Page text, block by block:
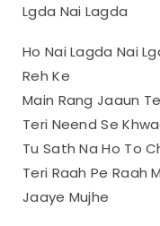
Lgda Nai Lagda
Ho Nai Lagda Nai
Reh Ke
Main Rang Jaaun
Teri Neend Se
Tu Sath Na Ho To
Teri Raah Pe Raah
Jaaye Mujhe